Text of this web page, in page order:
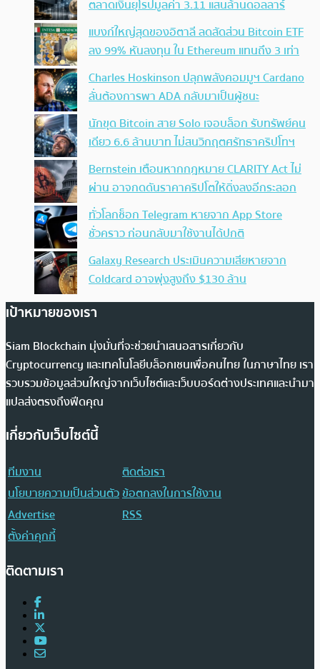
ตลาดเงินยุโรปมูลค่า 3.11 แสนล้านดอลลาร์
แบงก์ใหญ่สุดของอิตาลี ลดสัดส่วน Bitcoin ETF
ลง 99% หันลงทุน ใน Ethereum แทนถึง 3 เท่า
Charles Hoskinson ปลุกพลังคอมมูฯ Cardano
ลั่นต้องการพา ADA กลับมาเป็นผู้ชนะ
นักขุด Bitcoin สาย Solo เจอบล็อก รับทรัพย์คน
เดียว 6.6 ล้านบาท ไม่สนวิกฤตศรัทธาคริปโทฯ
Bernstein เตือนหากกฎหมาย CLARITY Act ไม่
ผ่าน อาจกดดันราคาคริปโตให้ดิ่งลงอีกระลอก
ทั่วโลกช็อก Telegram หายจาก App Store
ชั่วคราว ก่อนกลับมาใช้งานได้ปกติ
Galaxy Research ประเมินความเสียหายจาก
Coldcard อาจพุ่งสูงถึง $130 ล้าน
เป้าหมายของเรา
Siam Blockchain มุ่งมั่นที่จะช่วยนำเสนอสารเกี่ยวกับ
Cryptocurrency และเทคโนโลยีบล็อกเชนเพื่อคนไทย ในภาษาไทย เรา
รวบรวมข้อมูลส่วนใหญ่จากเว็บไซต์และเว็บบอร์ดต่างประเทศและนำมา
แปลส่งตรงถึงฟีดคุณ
เกี่ยวกับเว็บไซต์นี้
ทีมงาน
ติดต่อเรา
นโยบายความเป็นส่วนตัวข้อตกลงในการใช้งาน
Advertise
RSS
ตั้งค่าคุกกี้
ติดตามเรา